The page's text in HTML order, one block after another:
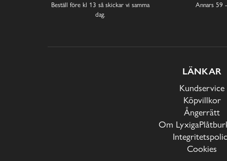
Beställ före kl 13 så skickar vi samma
dag.
Annars 59
LÄNKAR
Kundservice
Köpvillkor
Ångerrätt
Om
Cookies